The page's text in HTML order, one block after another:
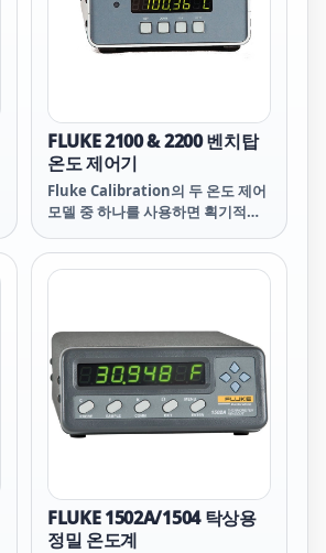
FLUKE 2100 & 2200 벤치탑
온도 제어기
Fluke Calibration의 두 온도 제어
모델 중 하나를 사용하면 획기적으
을 것입니다.
FLUKE 1502A/1504 탁상용
정밀 온도계